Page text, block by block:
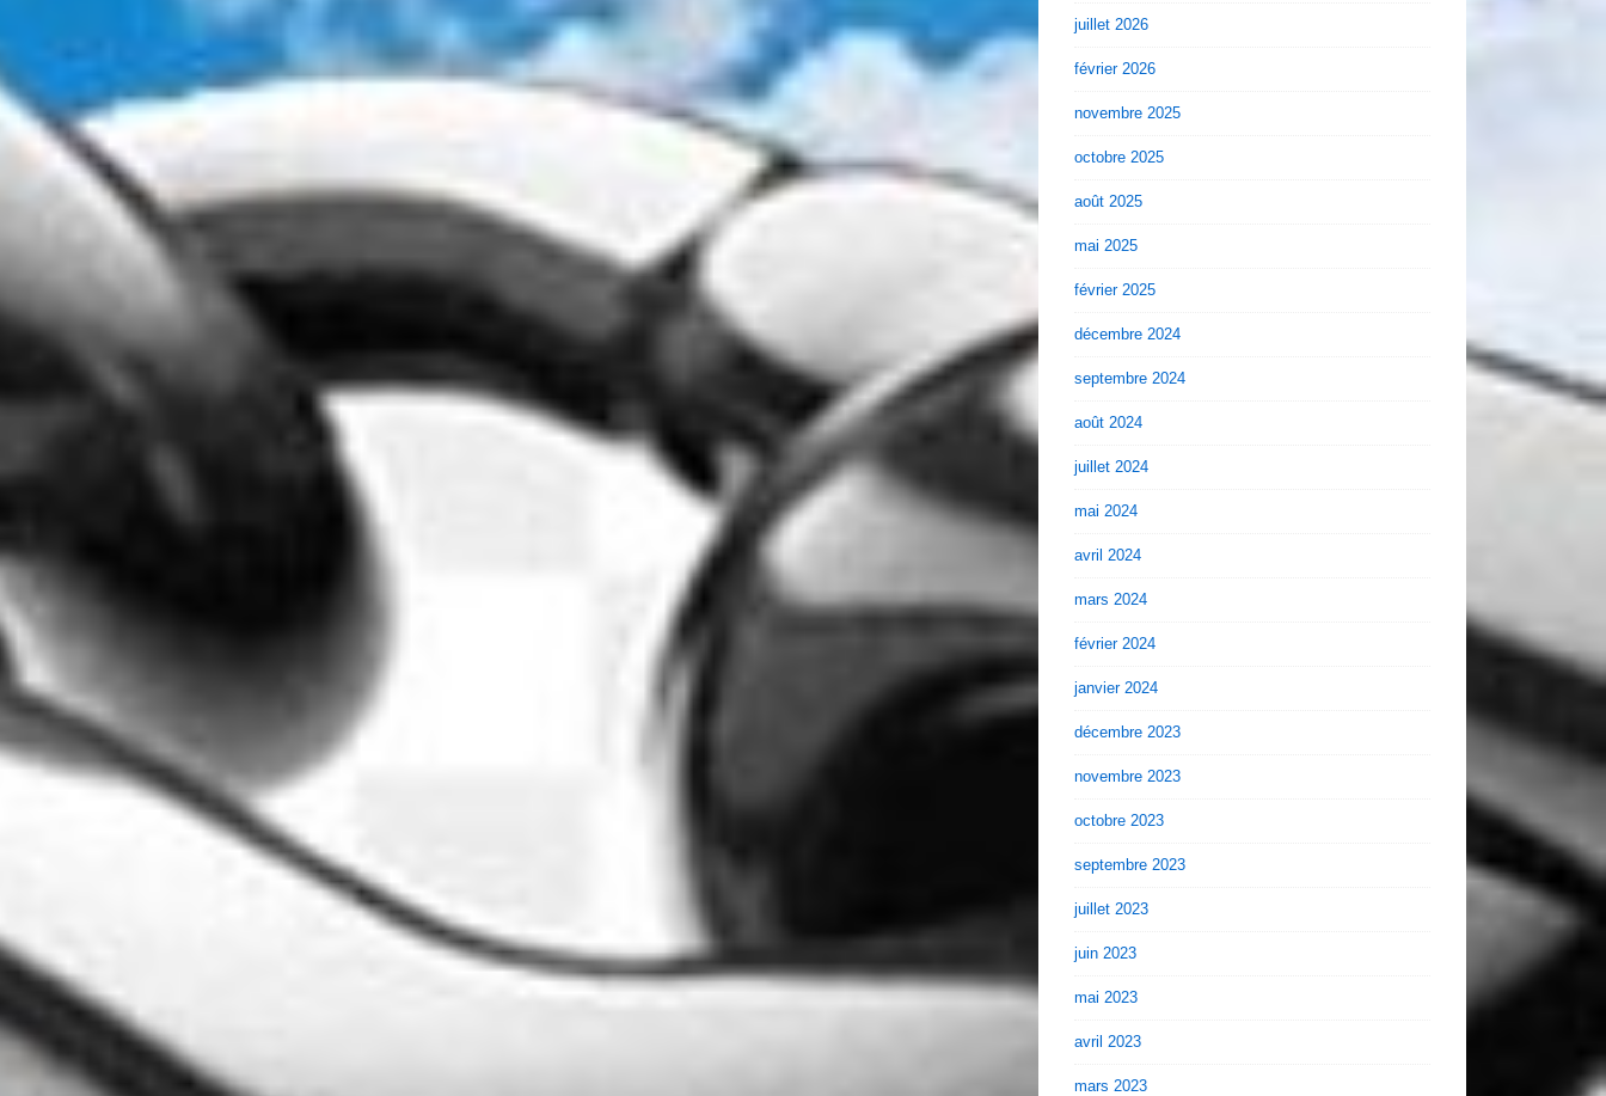
juillet 2026
février 2026
novembre 2025
octobre 2025
août 2025
mai 2025
février 2025
décembre 2024
septembre 2024
août 2024
juillet 2024
mai 2024
avril 2024
mars 2024
février 2024
janvier 2024
décembre 2023
novembre 2023
octobre 2023
septembre 2023
juillet 2023
juin 2023
mai 2023
avril 2023
mars 2023